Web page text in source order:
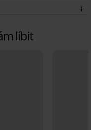
líbit